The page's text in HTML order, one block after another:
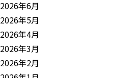
2026年6月
2026年5月
2026年4月
2026年3月
2026年2月